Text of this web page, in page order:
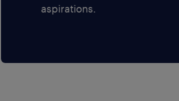
aspirations.